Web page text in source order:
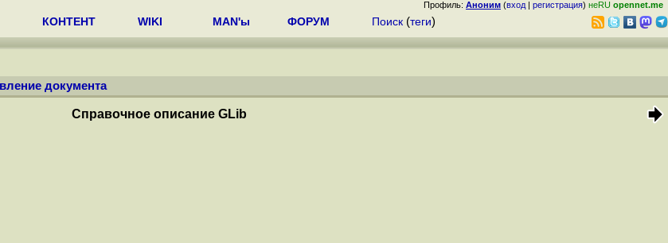
Профиль: Аноним (вход | регистрация) неRU opennet.me
КОНТЕНТ WIKI MAN'ы ФОРУМ Поиск (теги)
документа
Справочное описание GLib